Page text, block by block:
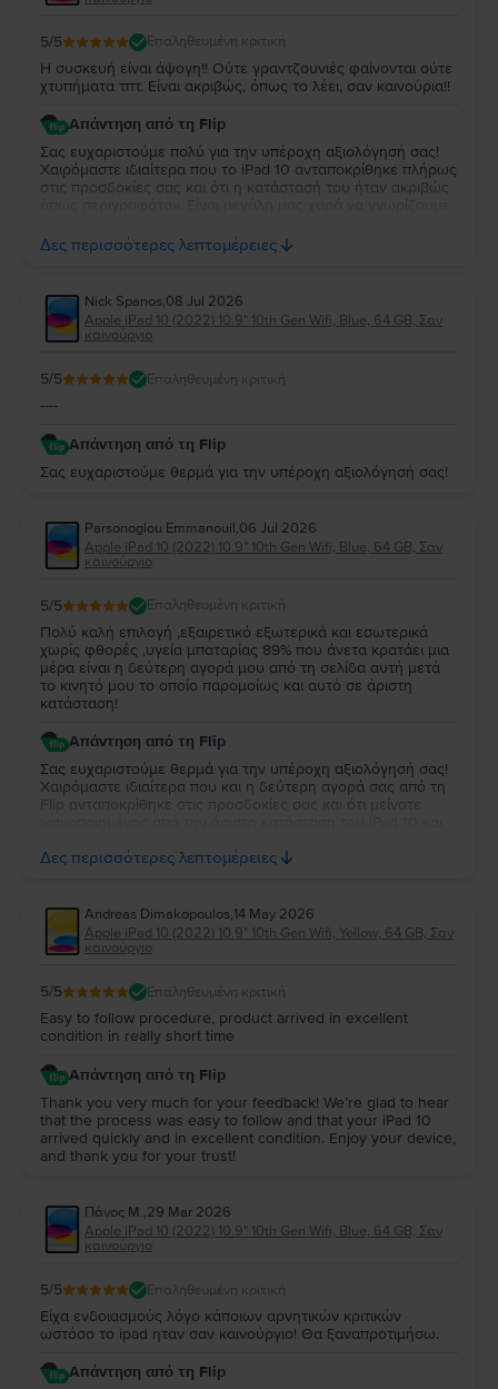
5/5 Επαληθευμένη κριτική
Η συσκευή είναι άψογη!! Ούτε γραντζουνιές φαίνονται ούτε
χτυπήματα τπτ. Είναι ακριβώς, όπως το λέει, σαν καινούρια!!
Απάντηση από τη Flip
Σας ευχαριστούμε πολύ για την υπέροχη αξιολόγησή σας!
Χαιρόμαστε ιδιαίτερα που το iPad 10 ανταποκρίθηκε πλήρως
στις προσδοκίες σας και ότι η κατάστασή του ήταν ακριβώς
ευχαριστούμε για την εμπιστοσύνη σας και ευχόμαστε να
χαρείτε τη νέα σας συσκευή!
Δες περισσότερες λεπτομέρειες
Nick Spanos,08 Jul 2026
Apple iPad 10 (2022) 10.9" 10th Gen Wifi, Blue, 64 GB, Σαν
καινούργιο
5/5 Επαληθευμένη κριτική
----
Απάντηση από τη Flip
Σας ευχαριστούμε θερμά για την υπέροχη αξιολόγησή σας!
Parsonoglou Emmanouil,06 Jul 2026
Apple iPad 10 (2022) 10.9" 10th Gen Wifi, Blue, 64 GB, Σαν
καινούργιο
5/5 Επαληθευμένη κριτική
Πολύ καλή επιλογή ,εξαιρετικό εξωτερικά και εσωτερικά
χωρίς φθορές ,υγεία μπαταρίας 89% που άνετα κρατάει μια
μέρα είναι η δεύτερη αγορά μου από τη σελίδα αυτή μετά
το κινητό μου το οποίο παρομοίως και αυτό σε άριστη
κατάσταση!
Απάντηση από τη Flip
Σας ευχαριστούμε θερμά για την υπέροχη αξιολόγησή σας!
Χαιρόμαστε ιδιαίτερα που και η δεύτερη αγορά σας από τη
Flip ανταποκρίθηκε στις προσδοκίες σας και ότι μείνατε
μας να σας εξυπηρετήσουμε ξανά στο μέλλον!
Δες περισσότερες λεπτομέρειες
Andreas Dimakopoulos,14 May 2026
Apple iPad 10 (2022) 10.9" 10th Gen Wifi, Yellow, 64 GB, Σαν
καινούργιο
5/5 Επαληθευμένη κριτική
Easy to follow procedure, product arrived in excellent
condition in really short time
Απάντηση από τη Flip
Thank you very much for your feedback! We’re glad to hear
that the process was easy to follow and that your iPad 10
arrived quickly and in excellent condition. Enjoy your device,
and thank you for your trust!
Πάνος Μ.,29 Mar 2026
Apple iPad 10 (2022) 10.9" 10th Gen Wifi, Blue, 64 GB, Σαν
καινούργιο
5/5 Επαληθευμένη κριτική
Είχα ενδοιασμούς λόγο κάποιων αρνητικών κριτικών
ωστόσο το ipad ηταν σαν καινούργιο! Θα ξαναπροτιμήσω.
Απάντηση από τη Flip